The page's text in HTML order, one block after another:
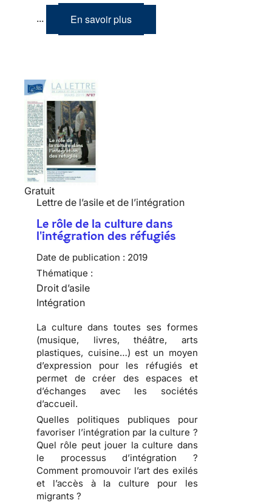
... En savoir plus
Gratuit
Lettre de l’asile et de l’intégration
Le rôle de la culture dans
l'intégration des réfugiés
Date de publication : 2019
Thématique :
Droit d’asile
Intégration
La culture dans toutes ses formes
(musique, livres, théâtre, arts
plastiques, cuisine…) est un moyen
d’expression pour les réfugiés et
permet de créer des espaces et
d’échanges avec les sociétés
d’accueil.
Quelles politiques publiques pour
favoriser l’intégration par la culture ?
Quel rôle peut jouer la culture dans
le processus d’intégration ?
Comment promouvoir l’art des exilés
et l’accès à la culture pour les
migrants ?